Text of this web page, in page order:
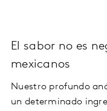
El sabor no es
mexicanos
Nuestro profundo
un determinado